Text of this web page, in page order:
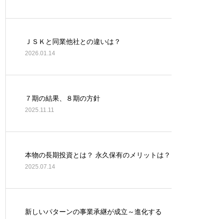
ＪＳＫと同業他社との違いは？
2026.01.14
７期の結果、８期の方針
2025.11.11
本物の長期投資とは？ 永久保有のメリットは？
2025.07.14
新しいパターンの事業承継が成立～進化する